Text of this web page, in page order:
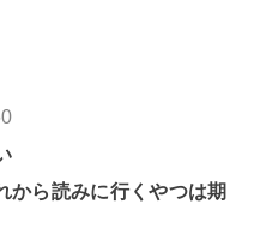
から読みに行くやつは期